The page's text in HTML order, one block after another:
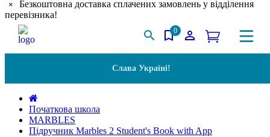
×
Безкоштовна доставка сплачених замовлень у відділення
перевізника!
0
Слава Україні!
Початкова школа
MARBLES
Підручник Marbles 2 Student's Book with App